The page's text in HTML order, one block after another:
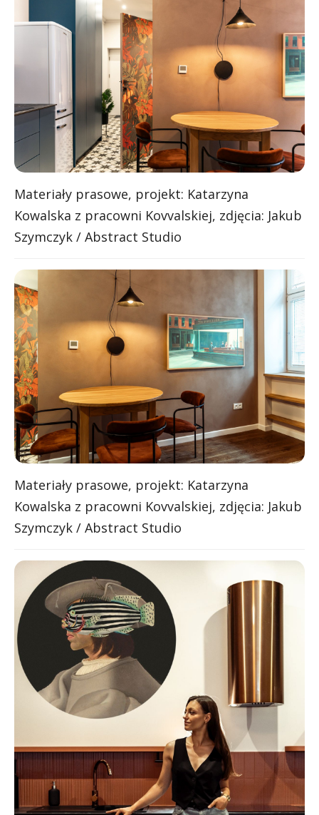
Materiały prasowe, projekt: Katarzyna
Kowalska z pracowni Kovvalskiej, zdjęcia: Jakub
Szymczyk / Abstract Studio
Materiały prasowe, projekt: Katarzyna
Kowalska z pracowni Kovvalskiej, zdjęcia: Jakub
Szymczyk / Abstract Studio